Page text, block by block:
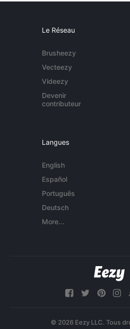
Le Réseau
Brusheezy
Vecteezy
Videezy
Devenir
contributeur
Langues
English
Español
Português
Deutsch
More...
© 2026 Eezy LLC. Tous